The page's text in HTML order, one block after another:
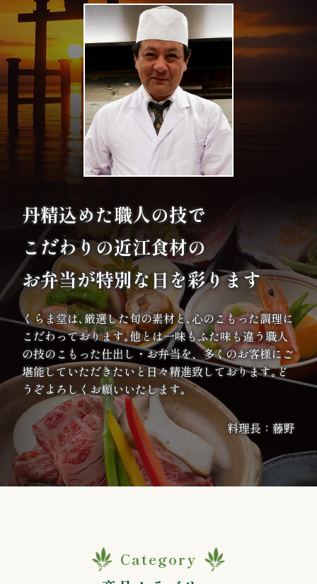
お
子
様
ュ
ー
ご
利
用
シ
ー
ン
か
丹精込めた職人の技で
こだわりの近江食材の
お弁当が特別な日を彩ります
くらま堂は､厳選した旬の素材と､心のこもった調理に
こだわっております｡他とは一味もふた味も違う職人
の技のこもった仕出し・お弁当を、多くのお客様にご
堪能していただきたいと日々精進致しております｡ど
うぞよろしくお願いいたします｡
料理長：藤野
Category